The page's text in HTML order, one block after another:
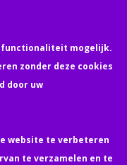
mogelijk.
zonder deze cookies
door uw
website te verbeteren
te verzamelen en te